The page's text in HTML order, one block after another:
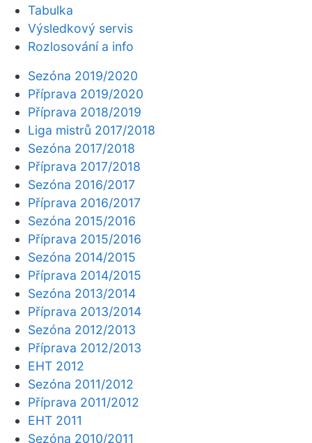
Tabulka
Výsledkový servis
Rozlosování a info
Sezóna 2019/2020
Příprava 2019/2020
Příprava 2018/2019
Liga mistrů 2017/2018
Sezóna 2017/2018
Příprava 2017/2018
Sezóna 2016/2017
Příprava 2016/2017
Sezóna 2015/2016
Příprava 2015/2016
Sezóna 2014/2015
Příprava 2014/2015
Sezóna 2013/2014
Příprava 2013/2014
Sezóna 2012/2013
Příprava 2012/2013
EHT 2012
Sezóna 2011/2012
Příprava 2011/2012
EHT 2011
Sezóna 2010/2011